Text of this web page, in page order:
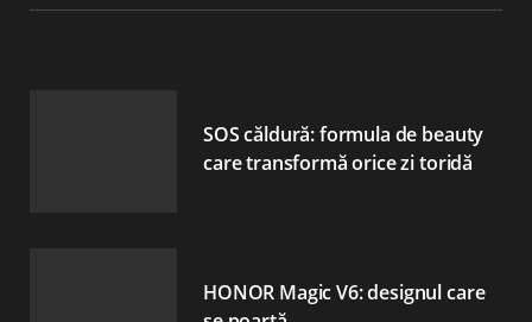
SOS căldură: formula de beauty
care transformă orice zi toridă
HONOR Magic V6: designul care